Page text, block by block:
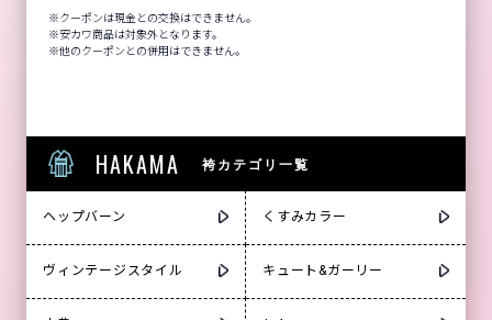
クーポンは現金との交換はできません。
安カワ商品は対象外となります。
他のクーポンとの併用はできません。
HAKAMA 袴カテゴリ一覧
ヘップバーン くすみカラー
ヴィンテージスタイル キュート&ガーリー